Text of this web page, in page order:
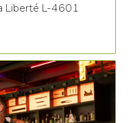
Liberté L-4601